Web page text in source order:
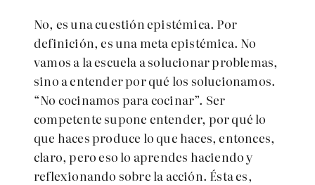
No, es una cuestión epistémica. Por
definición, es una meta epistémica. No
vamos a la escuela a solucionar problemas,
sino a entender por qué los solucionamos.
“No cocinamos para cocinar”. Ser
competente supone entender, por qué lo
que haces produce lo que haces, entonces,
claro, pero eso lo aprendes haciendo y
reflexionando sobre la acción. Ésta es,